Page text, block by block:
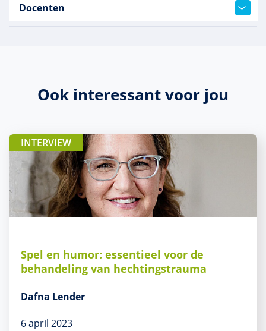
Docenten
Ook interessant voor jou
INTERVIEW
Spel en humor: essentieel voor de
behandeling van hechtingstrauma
Dafna Lender
6 april 2023